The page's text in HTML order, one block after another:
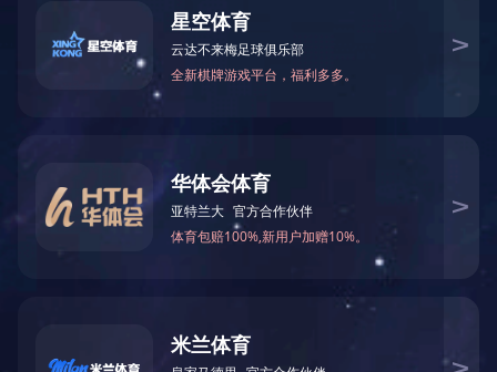
终把质量管理作为目标，严格按照企标ISO9001国际质量管理体系为
标准生产，发扬拼搏的精神在泵阀行业中不断发展壮大。 企业员工
队伍建设目标：技术精湛、勤勉敬业、诚信廉洁、纪律严明。高素
质的员工队伍是杰庆公司持续高速发展的源动力，配备专业销售工
程师为客户提供经济实用的产品。 企业发展方向：做优、做强、做
大、求快、求新、求高。高起点、高投入、高品质是杰庆公司的技